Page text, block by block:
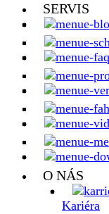
SERVIS
O NÁS
Kariéra